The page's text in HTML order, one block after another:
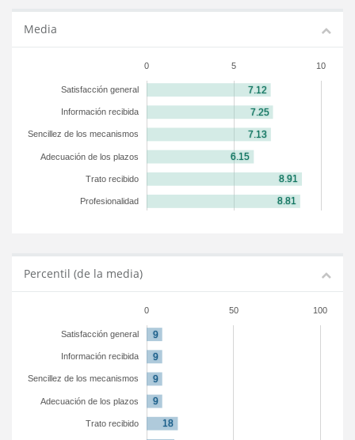
Media
0 5 10
Satisfacción general
Información recibida
Sencillez de los mecanismos
Adecuación de los plazos
Trato recibido
Profesionalidad
Percentil (de la media)
0 50 100
Satisfacción general
Información recibida
Sencillez de los mecanismos
Adecuación de los plazos
Trato recibido